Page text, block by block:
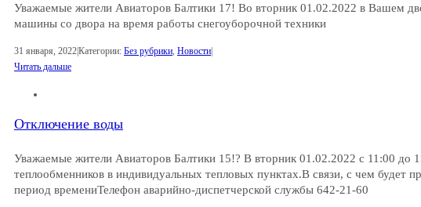
Уважаемые жители Авиаторов Балтики 17! Во вторник 01.02.2022 в Вашем
машины со двора на время работы снегоуборочной техники
31 января, 2022Категории: Без рубрики, Новости
Читать дальше
Отключение воды
Уважаемые жители Авиаторов Балтики 15!? В вторник 01.02.2022 с 11:00 до
теплообменников в индивидуальных тепловых пунктах.В связи, с чем будет
период времениТелефон аварийно-диспетчерской службы 642-21-60